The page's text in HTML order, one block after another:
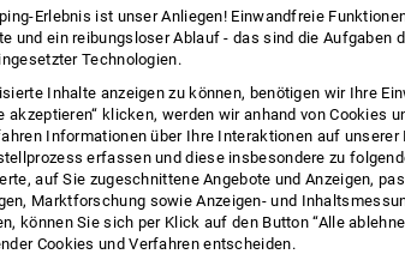
Erlebnis ist unser Anliegen! Einwandfreie
und ein reibungsloser Ablauf - das sind die Aufgaben
Technologien.
Inhalte anzeigen zu können, benötigen wir Ihre
akzeptieren“ klicken, werden wir anhand von Cookies
Informationen über Ihre Interaktionen auf
erfassen und diese insbesondere zu
auf Sie zugeschnittene Angebote und Anzeigen,
Marktforschung sowie Anzeigen- und
können Sie sich per Klick auf den Button “Alle
Cookies und Verfahren entscheiden.